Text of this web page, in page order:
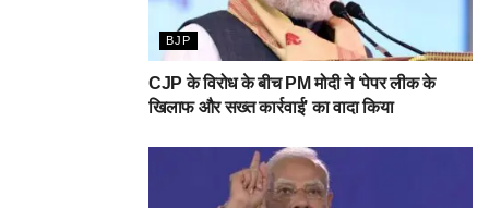
BJP
CJP के विरोध के बीच PM मोदी ने ‘पेपर लीक के
खिलाफ और सख्त कार्रवाई’ का वादा किया